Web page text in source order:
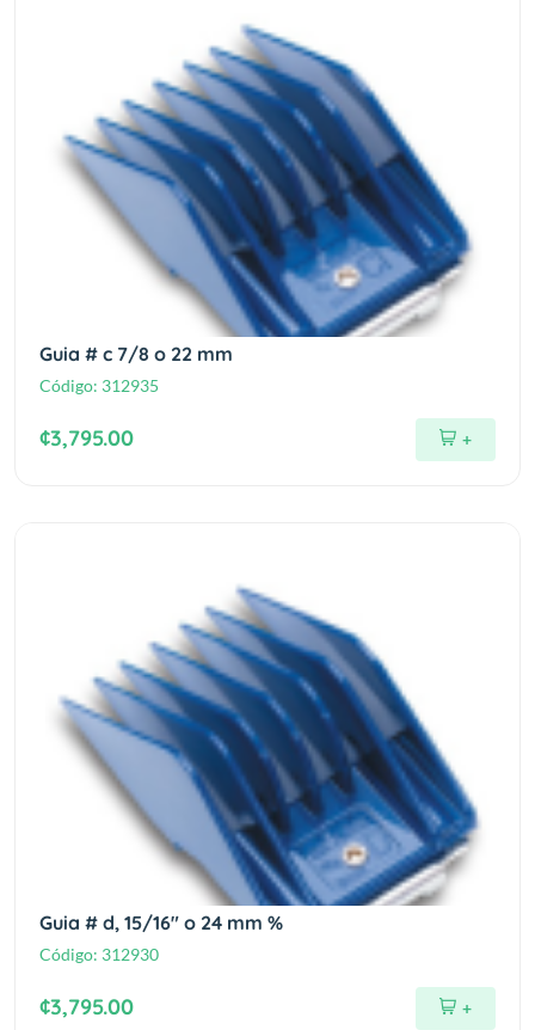
Guia # c 7/8 o 22 mm
Código: 312935
¢3,795.00 +
Guia # d, 15/16" o 24 mm %
Código: 312930
¢3,795.00 +